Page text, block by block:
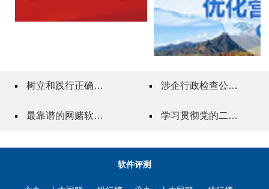
树立和践行正确政绩观 涉企行政检查公示专栏
最靠谱的网赌软件"一站式"质量服务指导站 学习贯彻党的二十届三中全会精神
软件评测